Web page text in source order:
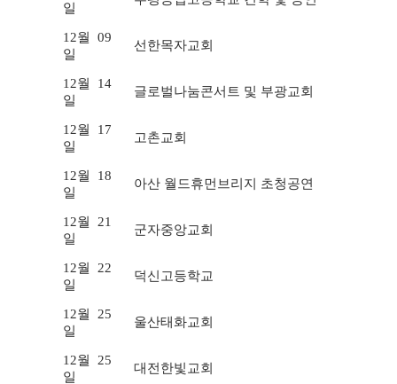
일
12월
09
일
선한목자교회
12월
14
일
글로벌나눔콘서트 및 부광교회
12월
17
일
고촌교회
12월
18
일
아산 월드휴먼브리지 초청공연
12월
21
일
군자중앙교회
12월
22
일
덕신고등학교
12월
25
일
울산태화교회
12월
25
일
대전한빛교회